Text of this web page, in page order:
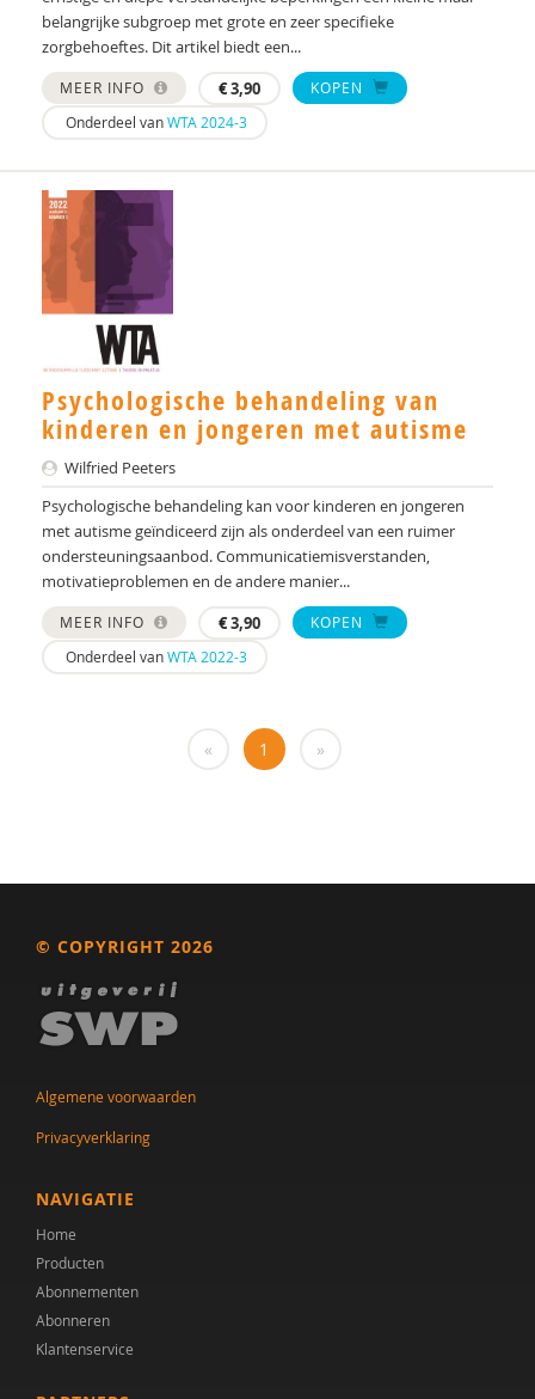
M.E. Akkermans
Manna A. Alma
Monika Althaus
Mw. AM. Kruishoop
Dr. Anke Scheeren
Catharina Anna Verschoor
drs. Anne In ’t Velt - Simon Thomas
Dr. Anoek M. Oerlemans
Alvin van Asselt
Tony Attwood
dr. Audrey Mol
Nederlands Autisme Register
Dieter Baeyens
Theo Bakker
Anneloes Bal
Simon Baron-Cohen
Jojanneke Bastiaansen
Laura Batstra
belangrijke subgroep met grote en zeer specifieke
zorgbehoeftes. Dit artikel biedt een...
MEER INFO €3,90
KOPEN
Onderdeel vanWTA 2024-3
Psychologische behandeling van
kinderen en jongeren met autisme
Wilfried Peeters
Psychologische behandeling kan voor kinderen en jongeren
met autisme geïndiceerd zijn als onderdeel van een ruimer
ondersteuningsaanbod. Communicatiemisverstanden,
motivatieproblemen en de andere manier...
MEER INFO €3,90
KOPEN
Onderdeel vanWTA 2022-3
« 1 »
© COPYRIGHT 2026
Algemene voorwaarden
Privacyverklaring
NAVIGATIE
Home
Producten
Abonnementen
Abonneren
Klantenservice